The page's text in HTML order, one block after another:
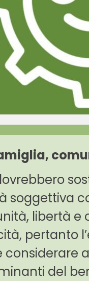
soggettiva
, libertà e
pertanto
considerare
del